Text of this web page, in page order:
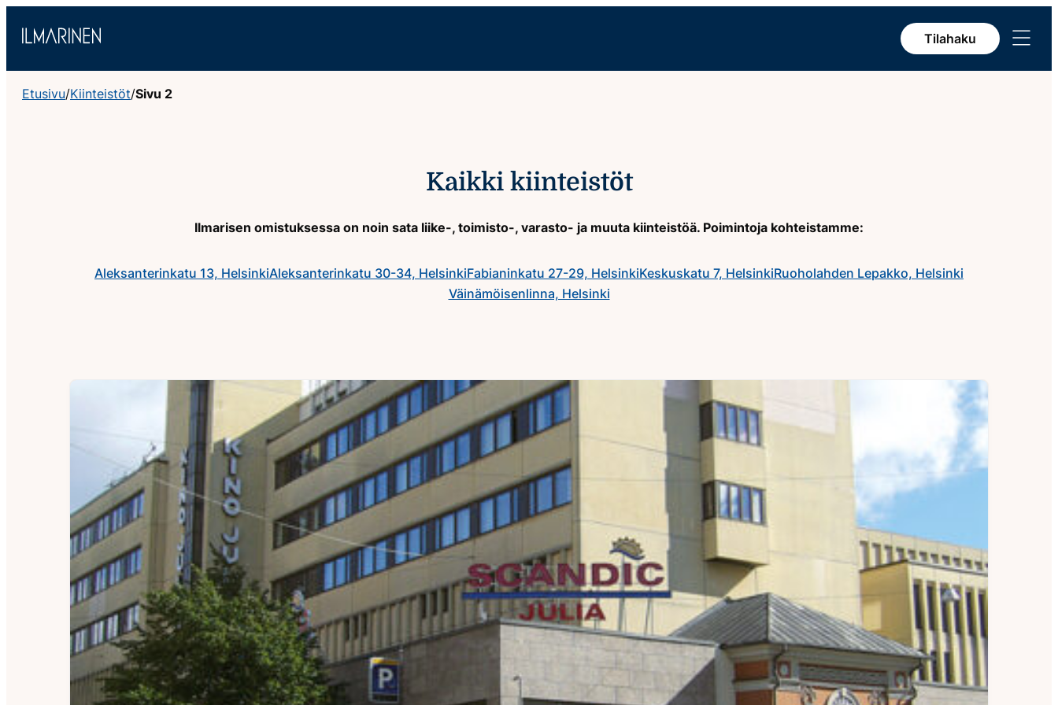
sisältöön
Tilahaku
Avaa
valikko
Etusivu/Kiinteistöt/Sivu 2
Kaikki kiinteistöt
Ilmarisen omistuksessa on noin sata liike-, toimisto-, varasto- ja muuta kiinteistöä. Poimintoja kohteistamme:
Aleksanterinkatu 13, HelsinkiAleksanterinkatu 30-34, HelsinkiFabianinkatu 27-29, HelsinkiKeskuskatu 7, HelsinkiRuoholahden Lepakko, Helsinki
Väinämöisenlinna, Helsinki